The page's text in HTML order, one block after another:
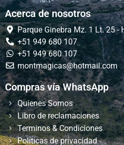
Acerca de nosotros
Parque Ginebra Mz. 1 Lt. 25 -
+51 949 680 107
+51 949 680 107
montmagicas@hotmail.com
Compras vía WhatsApp
Quienes Somos
Libro de reclamaciones
Terminos & Condiciones
Políticas de privacidad